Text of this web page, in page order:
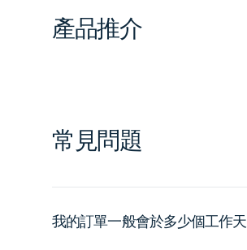
產品推介
常見問題
我的訂單一般會於多少個工作